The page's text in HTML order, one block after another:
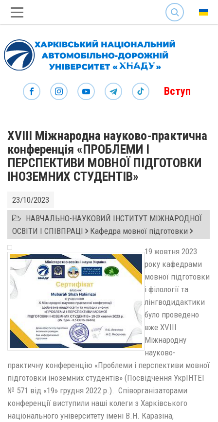
SEARCH
Вступ
ХVIІІ Міжнародна науково-практична
конференція «ПРОБЛЕМИ І
ПЕРСПЕКТИВИ МОВНОЇ ПІДГОТОВКИ
ІНОЗЕМНИХ СТУДЕНТІВ»
23/10/2023
НАВЧАЛЬНО-НАУКОВИЙ ІНСТИТУТ МІЖНАРОДНОЇ
ОСВІТИ І СПІВПРАЦІ Кафедра мовної підготовки
19 жовтня 2023
року кафедрами
мовної підготовки
і філології та
лінгводидактики
було проведено
вже ХVIІІ
Міжнародну
науково-
практичну конференцію «Проблеми і перспективи мовної
підготовки іноземних студентів» (Посвідчення УкрІНТЕІ
№ 571 від «19» грудня 2022 р.). Співорганізаторами
конференції виступили наші колеги з Харківського
національного університету імені В.Н. Каразіна,